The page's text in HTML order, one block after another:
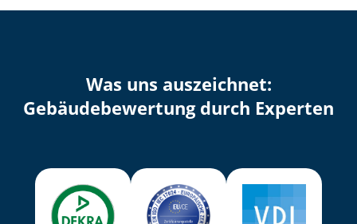
Was uns auszeichnet:
Ge­bäu­de­be­wer­tung durch Experten